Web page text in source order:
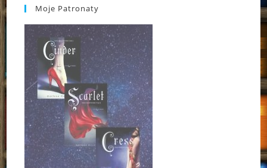
Moje Patronaty